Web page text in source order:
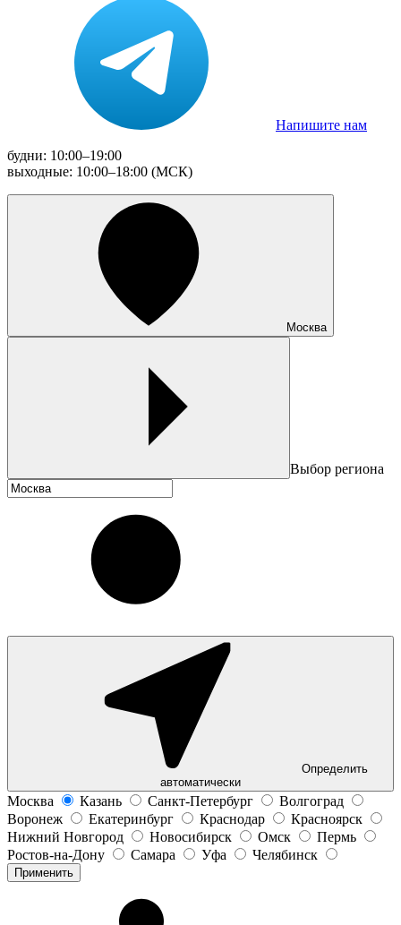
Напишите нам
будни: 10:00–19:00
выходные: 10:00–18:00 (МСК)
Москва
Выбор региона
Определить
автоматически
Москва Казань Санкт-Петербург
Волгоград
Воронеж
Екатеринбург Краснодар
Красноярск
Нижний Новгород
Новосибирск Омск
Пермь
Ростов-на-Дону
Самара Уфа Челябинск
Применить